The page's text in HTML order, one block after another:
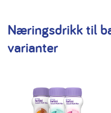
Næringsdrikk til
varianter